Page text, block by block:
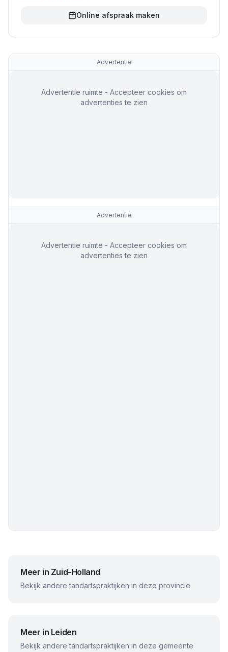
Online afspraak maken
Advertentie
Advertentie ruimte - Accepteer cookies om
advertenties te zien
Advertentie
Advertentie ruimte - Accepteer cookies om
advertenties te zien
Meer in Zuid-Holland
Bekijk andere tandartspraktijken in deze provincie
Meer in Leiden
Bekijk andere tandartspraktijken in deze gemeente